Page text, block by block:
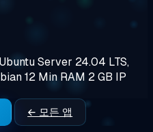
Ubuntu Server 24.04 LTS,
12 Min RAM 2 GB IP
← 모든 앱